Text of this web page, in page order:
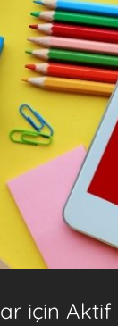
için Aktif